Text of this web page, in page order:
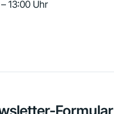
13:00 Uhr
Formular